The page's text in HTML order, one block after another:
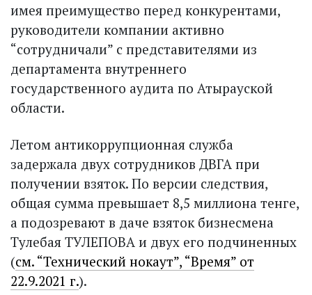
имея преимущество перед конкурентами,
руководители компании активно
“сотрудничали” с представителями из
департамента внутреннего
государственного аудита по Атырауской
области.
Летом антикоррупционная служба
задержала двух сотрудников ДВГА при
получении взяток. По версии следствия,
общая сумма превышает 8,5 миллиона тенге,
а подозревают в даче взяток бизнесмена
Тулебая ТУЛЕПОВА и двух его подчиненных
(см. “Технический нокаут”, “Время” от
22.9.2021 г.).